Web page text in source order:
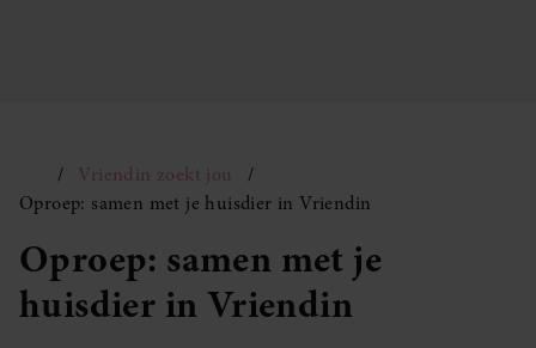
Vriendin zoekt jou
Oproep: samen met je huisdier in Vriendin
Oproep: samen met je
huisdier in Vriendin